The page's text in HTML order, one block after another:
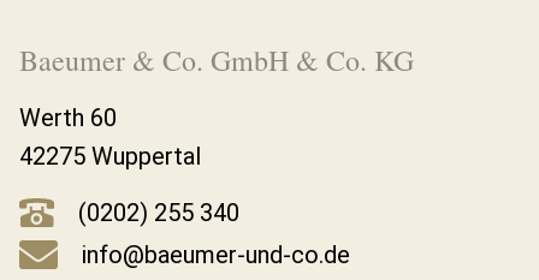
Baeumer & Co. GmbH & Co. KG
Werth 60
42275 Wuppertal
(0202) 255 340
info@baeumer-und-co.de